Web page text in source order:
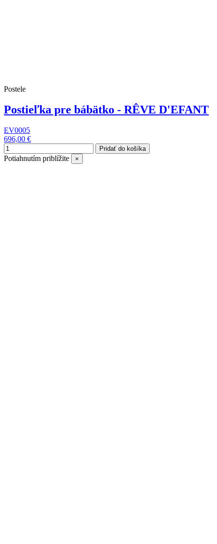
Postele
Postieľka pre bábätko - RÊVE D'EFANT
EV0005
696,00 €
Pridať do košíka
Potiahnutím priblížite ×